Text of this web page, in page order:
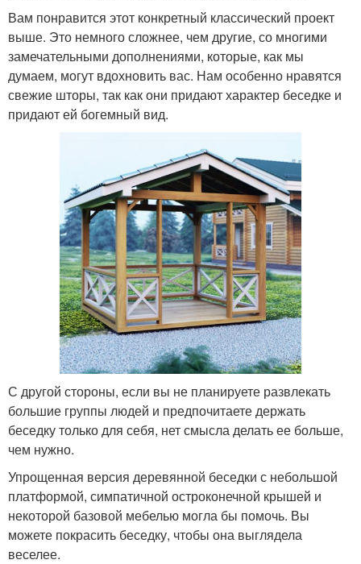
Вам понравится этот конкретный классический проект
выше. Это немного сложнее, чем другие, со многими
замечательными дополнениями, которые, как мы
думаем, могут вдохновить вас. Нам особенно нравятся
свежие шторы, так как они придают характер беседке и
придают ей богемный вид.
С другой стороны, если вы не планируете развлекать
большие группы людей и предпочитаете держать
беседку только для себя, нет смысла делать ее больше,
чем нужно.
Упрощенная версия деревянной беседки с небольшой
платформой, симпатичной остроконечной крышей и
некоторой базовой мебелью могла бы помочь. Вы
можете покрасить беседку, чтобы она выглядела
веселее.